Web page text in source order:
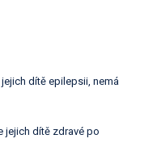
dítě epilepsii, nemá
jejich dítě zdravé po